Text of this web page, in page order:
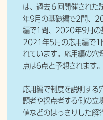
は、過去６回開催され
年9月の基礎編で2問、
編で1問、2020年9月の
2021年5月の応用編で1
れています。応用編の穴
点は6点と予想されます。
応用編で制度を説明する
題者や採点者する側の立
値などのはっきりした解